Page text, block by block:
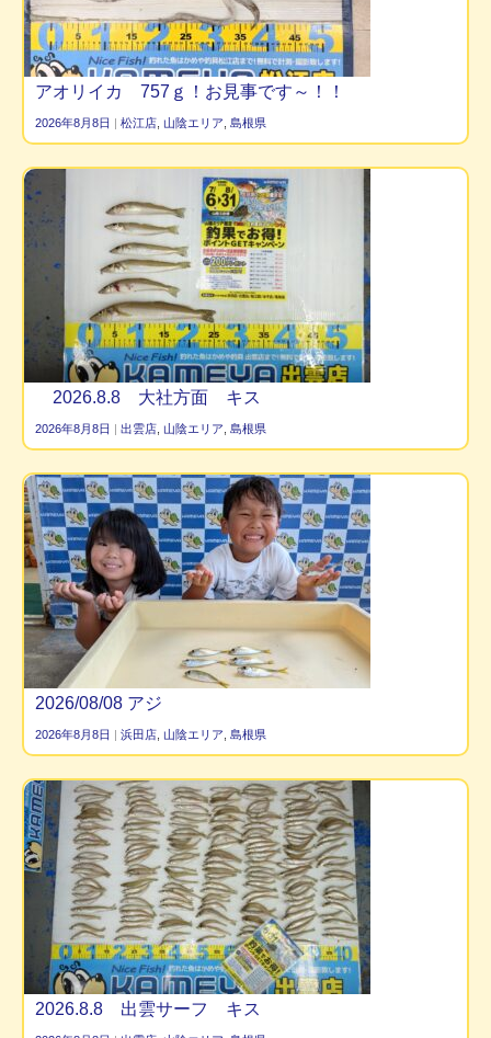
アオリイカ 757ｇ！お見事です～！！
2026年8月8日 | 松江店 山陰エリア 島根県
2026.8.8 大社方面 キス
2026年8月8日 | 出雲店 山陰エリア 島根県
2026/08/08 アジ
2026年8月8日 | 浜田店 山陰エリア 島根県
2026.8.8 出雲サーフ キス